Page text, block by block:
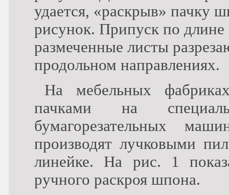
удается, «раскрыв» пачку
рисунок. Припуск по
размеченные листы
продольном направлениях.
На мебельных
пачками на
бумагорезательных
производят лучковыми
линейке. На рис. 1
ручного раскроя шпона.